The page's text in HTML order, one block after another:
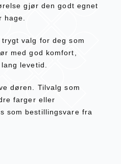
gjør den godt egnet
hage.
valg for deg som
med god komfort,
levetid.
døren. Tilvalg som
farger eller
som bestillingsvare fra